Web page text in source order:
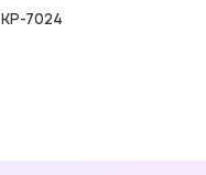
KP-7024